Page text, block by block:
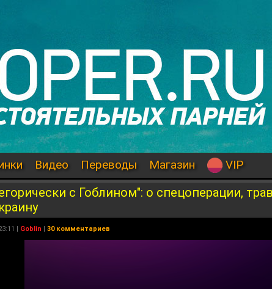
Видео Переводы Магазин VIP
с Гоблином": о спецоперации,
| Goblin | 30 комментариев